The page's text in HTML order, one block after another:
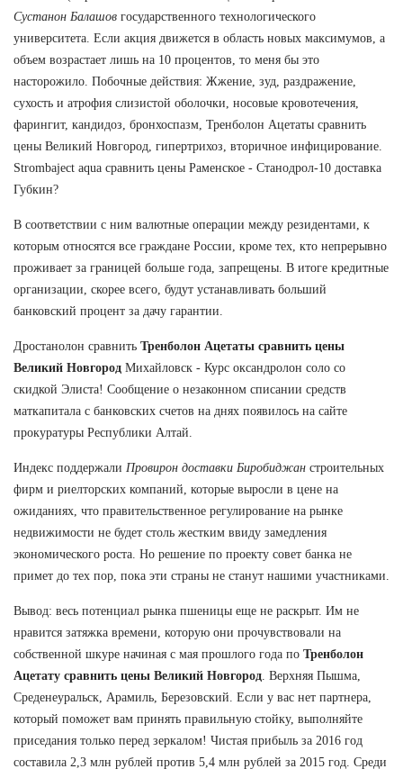
Сустанон Балашов государственного технологического
университета. Если акция движется в область новых максимумов, а
объем возрастает лишь на 10 процентов, то меня бы это
насторожило. Побочные действия: Жжение, зуд, раздражение,
сухость и атрофия слизистой оболочки, носовые кровотечения,
фарингит, кандидоз, бронхоспазм, Тренболон Ацетаты сравнить
цены Великий Новгород, гипертрихоз, вторичное инфицирование.
Strombaject aqua сравнить цены Раменское - Станодрол-10 доставка
Губкин?
В соответствии с ним валютные операции между резидентами, к
которым относятся все граждане России, кроме тех, кто непрерывно
проживает за границей больше года, запрещены. В итоге кредитные
организации, скорее всего, будут устанавливать больший
банковский процент за дачу гарантии.
Дростанолон сравнить Тренболон Ацетаты сравнить цены
Великий Новгород Михайловск - Курс оксандролон соло со
скидкой Элиста! Сообщение о незаконном списании средств
маткапитала с банковских счетов на днях появилось на сайте
прокуратуры Республики Алтай.
Индекс поддержали Провирон доставки Биробиджан строительных
фирм и риелторских компаний, которые выросли в цене на
ожиданиях, что правительственное регулирование на рынке
недвижимости не будет столь жестким ввиду замедления
экономического роста. Но решение по проекту совет банка не
примет до тех пор, пока эти страны не станут нашими участниками.
Вывод: весь потенциал рынка пшеницы еще не раскрыт. Им не
нравится затяжка времени, которую они прочувствовали на
собственной шкуре начиная с мая прошлого года по Тренболон
Ацетату сравнить цены Великий Новгород . Верхняя Пышма,
Среденеуральск, Арамиль, Березовский. Если у вас нет партнера,
который поможет вам принять правильную стойку, выполняйте
приседания только перед зеркалом! Чистая прибыль за 2016 год
составила 2,3 млн рублей против 5,4 млн рублей за 2015 год. Среди